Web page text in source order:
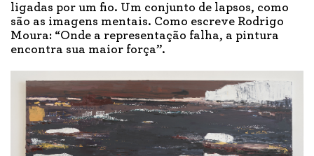
ligadas por um fio. Um conjunto de lapsos, como
são as imagens mentais. Como escreve Rodrigo
Moura: “Onde a representação falha, a pintura
encontra sua maior força”.